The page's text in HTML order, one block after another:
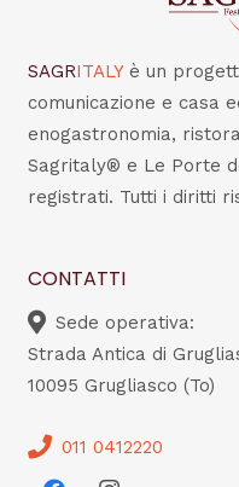
SAGRITALY è un
comunicazione e casa
enogastronomia,
Sagritaly® e Le Porte
registrati. Tutti i diritti
CONTATTI
Sede operativa:
Strada Antica di
10095 Grugliasco (To)
011 0412220